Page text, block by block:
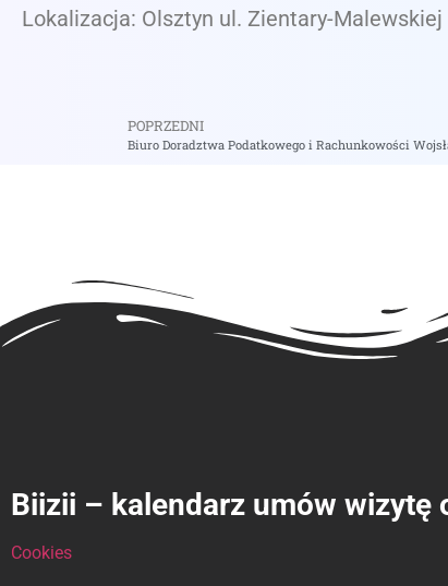
Lokalizacja: Olsztyn ul. Zientary-Malewskiej
POPRZEDNI
Biuro Doradztwa Podatkowego i Rachunkowości
Biizii – kalendarz umów wizytę
Cookies